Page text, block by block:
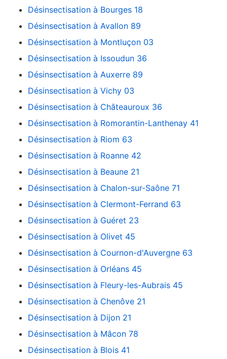
Désinsectisation à Bourges 18
Désinsectisation à Avallon 89
Désinsectisation à Montluçon 03
Désinsectisation à Issoudun 36
Désinsectisation à Auxerre 89
Désinsectisation à Vichy 03
Désinsectisation à Châteauroux 36
Désinsectisation à Romorantin-Lanthenay 41
Désinsectisation à Riom 63
Désinsectisation à Roanne 42
Désinsectisation à Beaune 21
Désinsectisation à Chalon-sur-Saône 71
Désinsectisation à Clermont-Ferrand 63
Désinsectisation à Guéret 23
Désinsectisation à Olivet 45
Désinsectisation à Cournon-d'Auvergne 63
Désinsectisation à Orléans 45
Désinsectisation à Fleury-les-Aubrais 45
Désinsectisation à Chenôve 21
Désinsectisation à Dijon 21
Désinsectisation à Mâcon 78
Désinsectisation à Blois 41